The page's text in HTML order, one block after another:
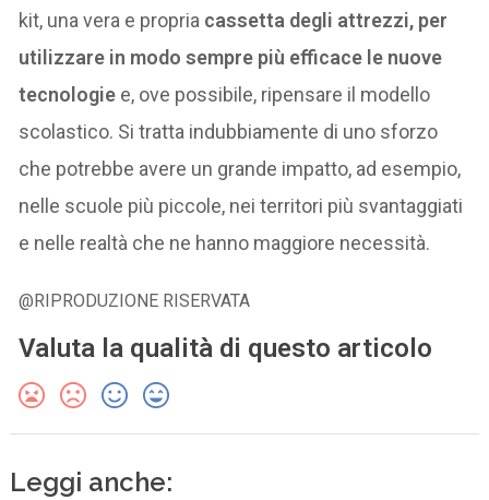
kit, una vera e propria cassetta degli attrezzi, per
utilizzare in modo sempre più efficace le nuove
tecnologie e, ove possibile, ripensare il modello
scolastico. Si tratta indubbiamente di uno sforzo
che potrebbe avere un grande impatto, ad esempio,
nelle scuole più piccole, nei territori più svantaggiati
e nelle realtà che ne hanno maggiore necessità.
@RIPRODUZIONE RISERVATA
Valuta la qualità di questo articolo
Leggi anche: